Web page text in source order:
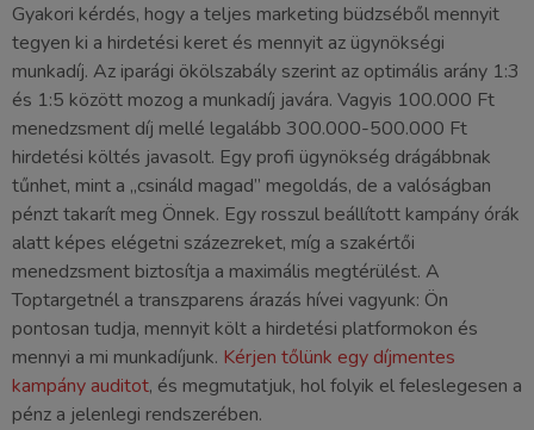
Gyakori kérdés, hogy a teljes marketing büdzséből mennyit
tegyen ki a hirdetési keret és mennyit az ügynökségi
munkadíj. Az iparági ökölszabály szerint az optimális arány 1:3
és 1:5 között mozog a munkadíj javára. Vagyis 100.000 Ft
menedzsment díj mellé legalább 300.000-500.000 Ft
hirdetési költés javasolt. Egy profi ügynökség drágábbnak
tűnhet, mint a „csináld magad” megoldás, de a valóságban
pénzt takarít meg Önnek. Egy rosszul beállított kampány órák
alatt képes elégetni százezreket, míg a szakértői
menedzsment biztosítja a maximális megtérülést. A
Toptargetnél a transzparens árazás hívei vagyunk: Ön
pontosan tudja, mennyit költ a hirdetési platformokon és
mennyi a mi munkadíjunk. Kérjen tőlünk egy díjmentes
kampány auditot, és megmutatjuk, hol folyik el feleslegesen a
pénz a jelenlegi rendszerében.